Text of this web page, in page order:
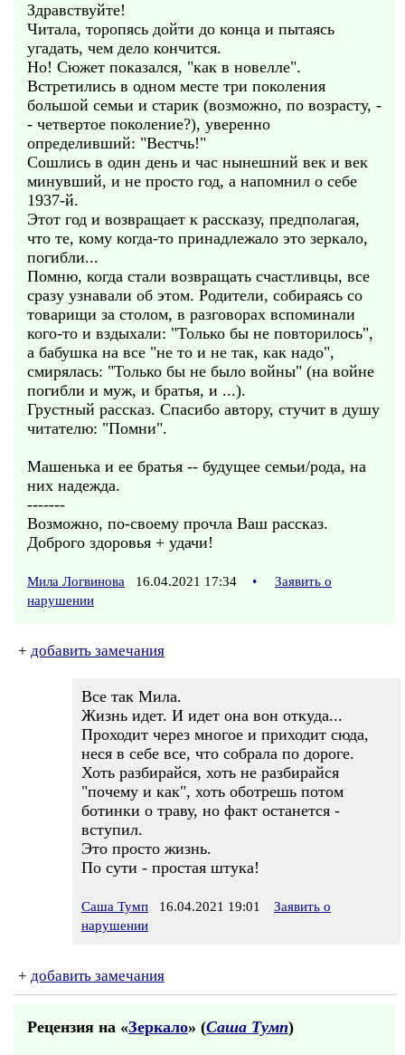
Здравствуйте!
Читала, торопясь дойти до конца и пытаясь
угадать, чем дело кончится.
Но! Сюжет показался, "как в новелле".
Встретились в одном месте три поколения
большой семьи и старик (возможно, по возрасту, -
- четвертое поколение?), уверенно
определивший: "Вестчь!"
Сошлись в один день и час нынешний век и век
минувший, и не просто год, а напомнил о себе
1937-й.
Этот год и возвращает к рассказу, предполагая,
что те, кому когда-то принадлежало это зеркало,
погибли...
Помню, когда стали возвращать счастливцы, все
сразу узнавали об этом. Родители, собираясь со
товарищи за столом, в разговорах вспоминали
кого-то и вздыхали: "Только бы не повторилось",
а бабушка на все "не то и не так, как надо",
смирялась: "Только бы не было войны" (на войне
погибли и муж, и братья, и ...).
Грустный рассказ. Спасибо автору, стучит в душу
читателю: "Помни".
Машенька и ее братья -- будущее семьи/рода, на
них надежда.
-------
Возможно, по-своему прочла Ваш рассказ.
Доброго здоровья + удачи!
Мила Логвинова 16.04.2021 17:34 •
Заявить о
нарушении
+ добавить замечания
Все так Мила.
Жизнь идет. И идет она вон откуда...
Проходит через многое и приходит сюда,
неся в себе все, что собрала по дороге.
Хоть разбирайся, хоть не разбирайся
"почему и как", хоть оботрешь потом
ботинки о траву, но факт останется -
вступил.
Это просто жизнь.
По сути - простая штука!
Саша Тумп 16.04.2021 19:01
Заявить о
нарушении
+ добавить замечания
Рецензия на «Зеркало» (Саша Тумп)